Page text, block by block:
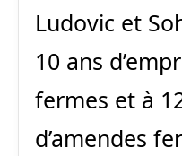
Ludovic et
10 ans
fermes et à
d’amendes